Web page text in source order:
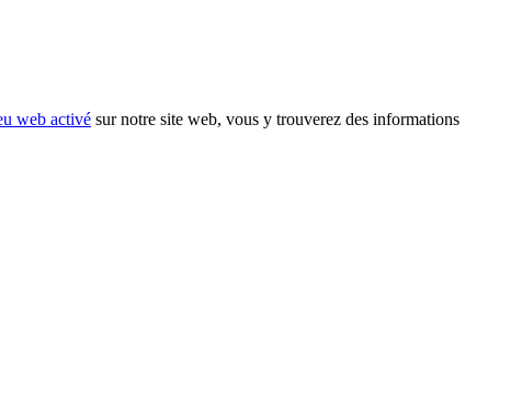
web activé sur notre site web, vous y trouverez des informations